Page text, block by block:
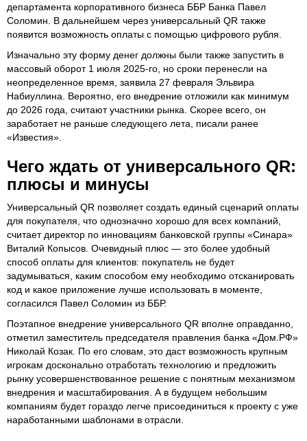
департамента корпоративного бизнеса ББР Банка Павел
Соломин. В дальнейшем через универсальный QR также
появится возможность оплаты с помощью цифрового рубля.
Изначально эту форму денег должны были также запустить в
массовый оборот 1 июля 2025-го, но сроки перенесли на
неопределенное время, заявила 27 февраля Эльвира
Набиуллина. Вероятно, его внедрение отложили как минимум
до 2026 года, считают участники рынка. Скорее всего, он
заработает не раньше следующего лета, писали ранее
«Известия».
Чего ждать от универсального QR:
плюсы и минусы
Универсальный QR позволяет создать единый сценарий оплаты
для покупателя, что однозначно хорошо для всех компаний,
считает директор по инновациям банковской группы «Синара»
Виталий Копысов. Очевидный плюс — это более удобный
способ оплаты для клиентов: покупатель не будет
задумываться, каким способом ему необходимо отсканировать
код и какое приложение лучше использовать в моменте,
согласился Павел Соломин из ББР.
Поэтапное внедрение универсального QR вполне оправданно,
отметил заместитель председателя правления банка «Дом.РФ»
Николай Козак. По его словам, это даст возможность крупным
игрокам досконально отработать технологию и предложить
рынку усовершенствованное решение с понятным механизмом
внедрения и масштабирования. А в будущем небольшим
компаниям будет гораздо легче присоединиться к проекту с уже
наработанными шаблонами в отрасли.